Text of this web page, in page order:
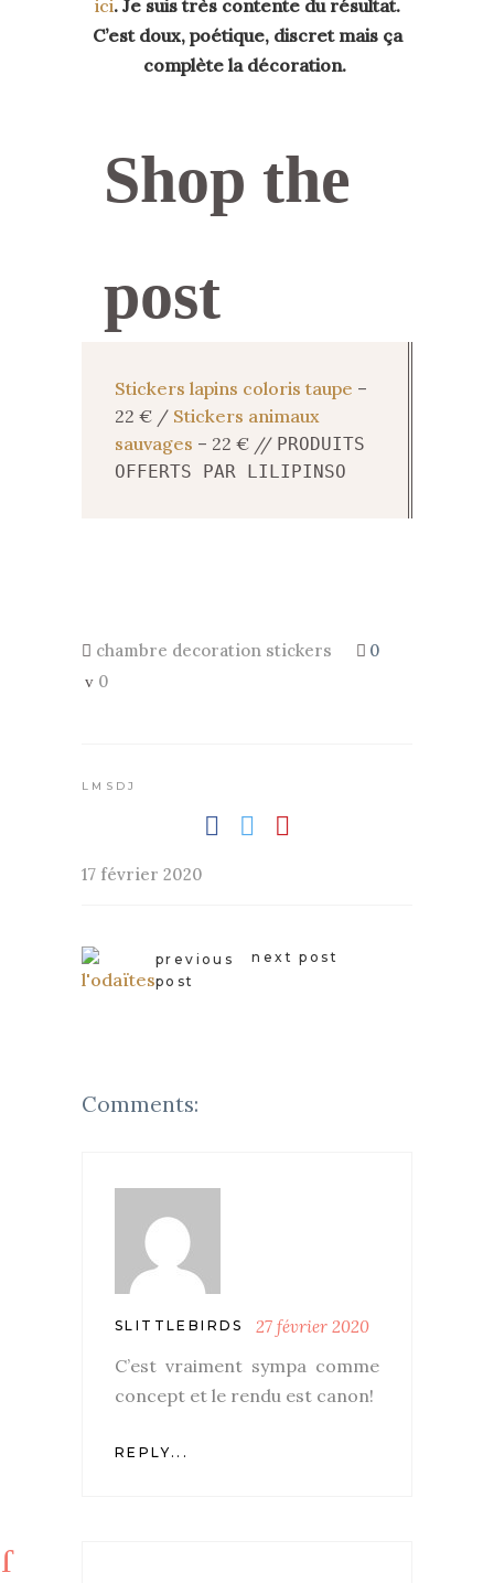
ici. Je suis très contente du résultat.
C’est doux, poétique, discret mais ça
complète la décoration.
Shop the
post
Stickers lapins coloris taupe –
22 € / Stickers animaux
sauvages – 22 € // PRODUITS
OFFERTS PAR LILIPINSO
chambre decoration stickers
0
0
LMSDJ
17 février 2020
previous
post
next post
Comments:
SLITTLEBIRDS 27 février 2020
C’est vraiment sympa comme
concept et le rendu est canon!
REPLY...